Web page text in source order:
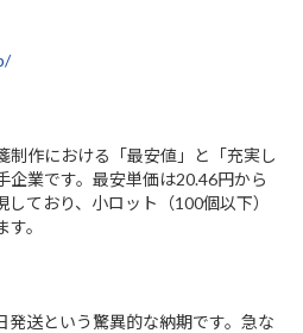
制作における「最安値」と「充実し
企業です。最安単価は20.46円から
ており、小ロット（100個以下）
。
発送という驚異的な納期です。急な